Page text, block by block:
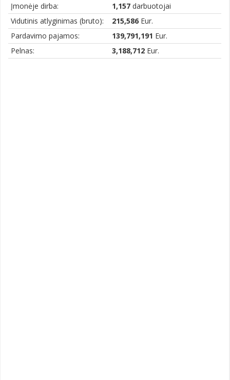
Įmonėje dirba: 1,157 darbuotojai
Vidutinis atlyginimas (bruto):
215,586 Eur.
Pardavimo pajamos:
139,791,191 Eur.
Pelnas:
3,188,712 Eur.